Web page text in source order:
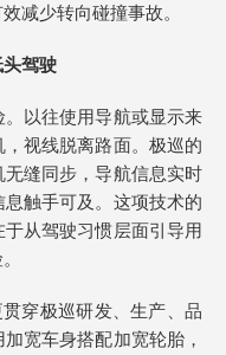
减少转向碰撞事故。
驾驶
以往使用导航或显示来
视线脱离路面。极巡的
缝同步，导航信息实时
触手可及。这项技术的
从驾驶习惯层面引导用
穿极巡研发、生产、品
宽车身搭配加宽轮胎，